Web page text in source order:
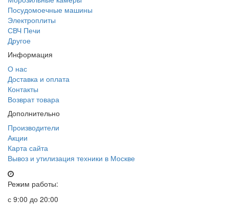
Посудомоечные машины
Электроплиты
СВЧ Печи
Другое
Информация
О нас
Доставка и оплата
Контакты
Возврат товара
Дополнительно
Производители
Акции
Карта сайта
Вывоз и утилизация техники в Москве
Режим работы:
с 9:00 до 20:00